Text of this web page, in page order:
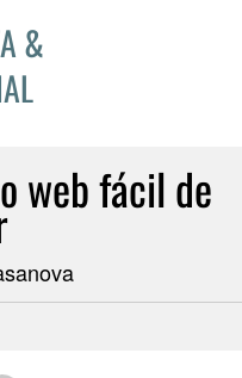
&
web fácil de